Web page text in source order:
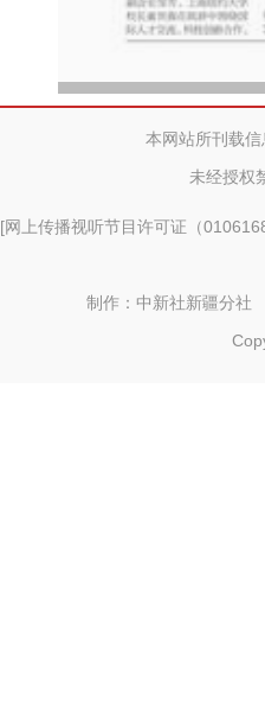
本网站所刊载
未经授权
[网上传播视听节目许可证（
制作：中新社新疆